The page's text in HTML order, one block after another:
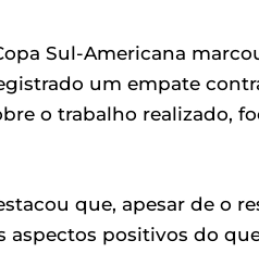
Sul-Americana
um empate
o trabalho realizado,
que, apesar de o
positivos do